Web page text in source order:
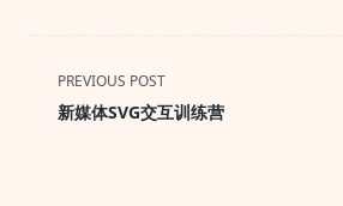
<span
class="nav-
PREVIOUS POST
新媒体SVG交互训练营